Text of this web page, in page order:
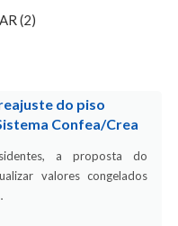
do piso
Confea/Crea
a proposta do
valores congelados